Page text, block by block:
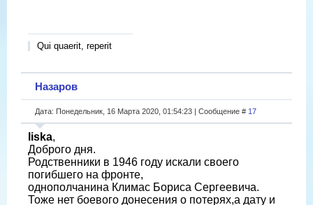
Qui quaerit, reperit
Назаров
Дата: Понедельник, 16 Марта 2020, 01:54:23 | Сообщение # 17
liska,
Доброго дня.
Родственники в 1946 году искали своего
погибшего на фронте,
однополчанина Климас Бориса Сергеевича.
Тоже нет боевого донесения о потерях,а дату и